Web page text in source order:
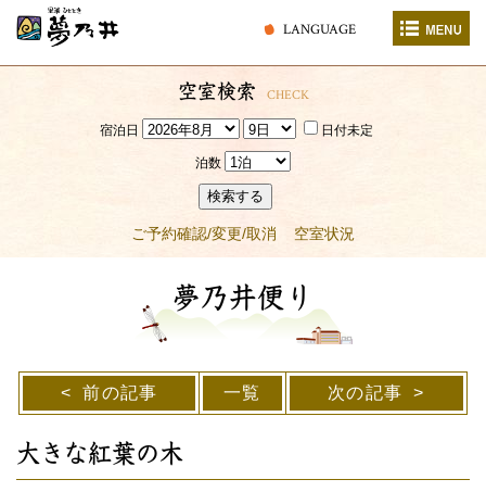
LANGUAGE
空室検索 CHECK
宿泊日 日付未定
泊数
検索する
ご予約確認/変更/取消 空室状況
夢乃井便り
前の記事 一覧 次の記事
大きな紅葉の木